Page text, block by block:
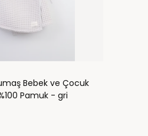
Bebek ve Çocuk
Pamuk - gri